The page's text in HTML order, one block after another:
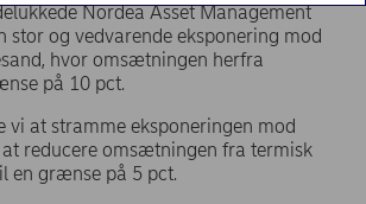
Nordea Asset Management
stor og vedvarende eksponering mod
hvor omsætningen herfra
på 10 pct.
vi at stramme eksponeringen mod
reducere omsætningen fra termisk
en grænse på 5 pct.